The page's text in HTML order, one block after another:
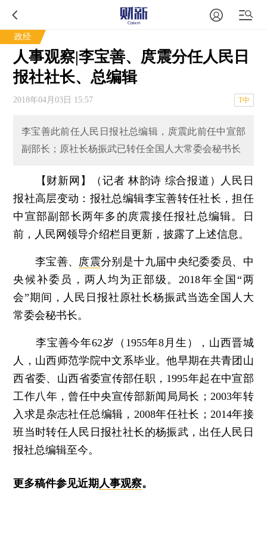
政经
人事观察|李宝善、庹震分任人民日
报社社长、总编辑
2018年04月03日 15:57 T中
李宝善此前任人民日报社总编辑，庹震此前任中宣部
副部长；原社长杨振武已转任全国人大常委会秘书长
【财新网】（记者 林韵诗 综合报道）
人民日
报社高层变动：报社总编辑李宝善转任社长，担任
中宣部副部长两年多的庹震接任报社总编辑。日
前，人民网领导介绍栏目更新，披露了上述信息。
李宝善、 庹震分别是十九届中央纪委委员、中
央候补委员，两人均为正部级。2018年全国“两
会”期间，人民日报社原社长杨振武当选全国人大
常委会秘书长。
李宝善今年62岁（1955年8月生），山西晋城
人，山西师范学院中文系毕业。他早期在共青团山
西省委、山西省委宣传部任职，1995年起在中宣部
工作八年，曾任中央宣传部新闻局局长；2003年转
入求是杂志社任总编辑，2008年任社长；2014年接
班当时转任人民日报社社长的杨振武，出任人民日
报社总编辑至今。
更多稿件参见近期 人事观察。